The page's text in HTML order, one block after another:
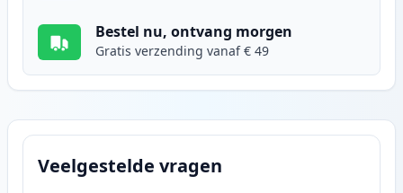
Bestel nu, ontvang morgen
Gratis verzending vanaf € 49
Veelgestelde vragen